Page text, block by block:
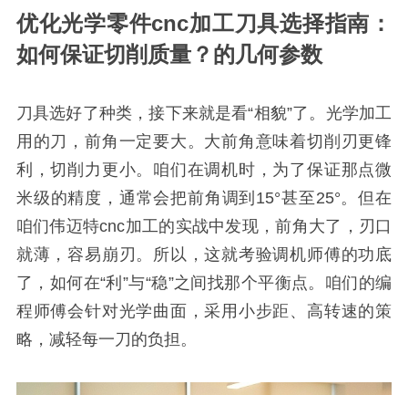
优化光学零件cnc加工刀具选择指南：
如何保证切削质量？的几何参数
刀具选好了种类，接下来就是看“相貌”了。光学加工
用的刀，前角一定要大。大前角意味着切削刃更锋
利，切削力更小。咱们在调机时，为了保证那点微
米级的精度，通常会把前角调到15°甚至25°。但在
咱们伟迈特cnc加工的实战中发现，前角大了，刃口
就薄，容易崩刃。所以，这就考验调机师傅的功底
了，如何在“利”与“稳”之间找那个平衡点。咱们的编
程师傅会针对光学曲面，采用小步距、高转速的策
略，减轻每一刀的负担。